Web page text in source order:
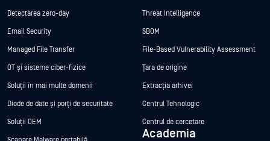
Detectarea zero-day
Email Security
Managed File Transfer
OT și sisteme ciber-fizice
Soluții în mai multe domenii
Diode de date și porți de securitate
Soluții OEM
Threat Intelligence
SBOM
File-Based Vulnerability Assessment
Țara de origine
Extracția arhivei
Centrul Tehnologic
Centrul de cercetare
Academia